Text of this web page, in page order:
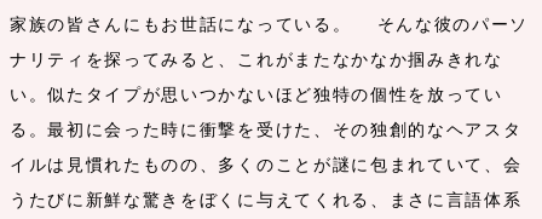
家族の皆さんにもお世話になっている。 そんな彼のパーソ
ナリティを探ってみると、これがまたなかなか掴みきれな
い。似たタイプが思いつかないほど独特の個性を放ってい
る。最初に会った時に衝撃を受けた、その独創的なヘアスタ
イルは見慣れたものの、多くのことが謎に包まれていて、会
うたびに新鮮な驚きをぼくに与えてくれる、まさに言語体系